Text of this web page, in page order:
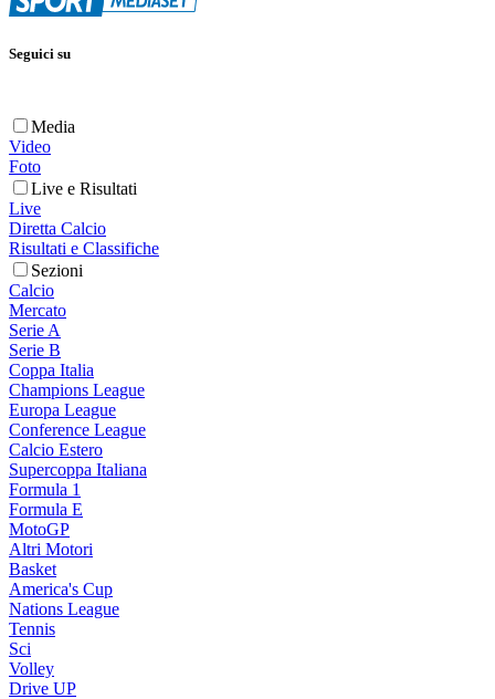
Seguici su
Media
Video
Foto
Live e Risultati
Live
Diretta Calcio
Risultati e Classifiche
Sezioni
Calcio
Mercato
Serie A
Serie B
Coppa Italia
Champions League
Europa League
Conference League
Calcio Estero
Supercoppa Italiana
Formula 1
Formula E
MotoGP
Altri Motori
Basket
America's Cup
Nations League
Tennis
Sci
Volley
Drive UP